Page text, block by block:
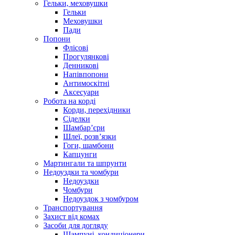
Гельки, меховушки
Гельки
Меховушки
Пади
Попони
Флісові
Прогулянкові
Денникові
Напівпопони
Антимоскітні
Аксесуари
Робота на корді
Корди, перехідники
Сіделки
Шамбар’єри
Шлеї, розв’язки
Гоги, шамбони
Капцунги
Мартингали та шпрунти
Недоуздки та чомбури
Недоуздки
Чомбури
Недоуздок з чомбуром
Транспортування
Захист від комах
Засоби для догляду